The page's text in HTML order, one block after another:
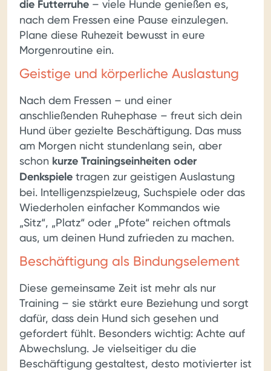
die Futterruhe – viele Hunde genießen es,
nach dem Fressen eine Pause einzulegen.
Plane diese Ruhezeit bewusst in eure
Morgenroutine ein.
Geistige und körperliche Auslastung
Nach dem Fressen – und einer
anschließenden Ruhephase – freut sich dein
Hund über gezielte Beschäftigung. Das muss
am Morgen nicht stundenlang sein, aber
schon kurze Trainingseinheiten oder
Denkspiele tragen zur geistigen Auslastung
bei. Intelligenzspielzeug, Suchspiele oder das
Wiederholen einfacher Kommandos wie
„Sitz“, „Platz“ oder „Pfote“ reichen oftmals
aus, um deinen Hund zufrieden zu machen.
Beschäftigung als Bindungselement
Diese gemeinsame Zeit ist mehr als nur
Training – sie stärkt eure Beziehung und sorgt
dafür, dass dein Hund sich gesehen und
gefordert fühlt. Besonders wichtig: Achte auf
Abwechslung. Je vielseitiger du die
Beschäftigung gestaltest, desto motivierter ist